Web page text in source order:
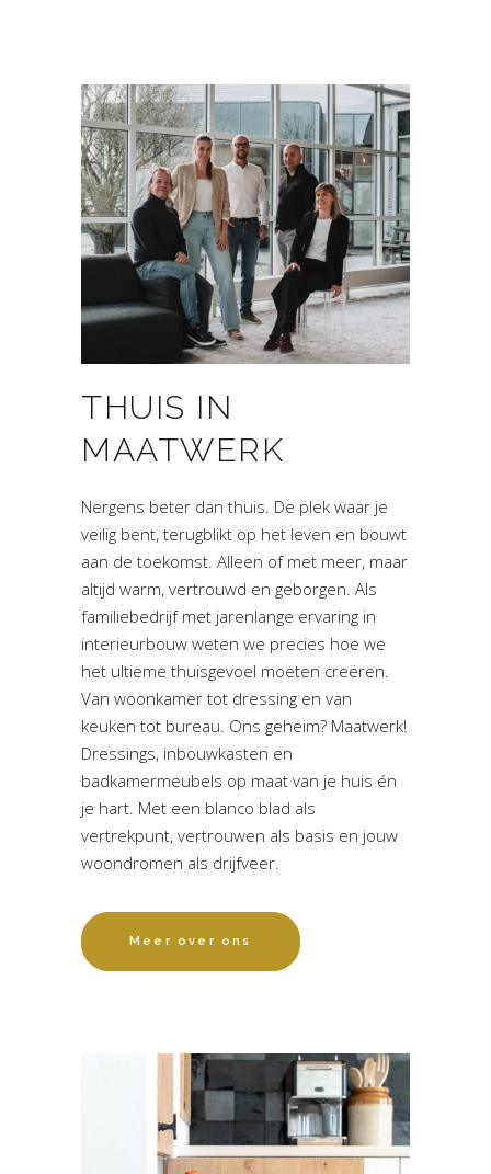
THUIS IN
MAATWERK
Nergens beter dan thuis. De plek waar je
veilig bent, terugblikt op het leven en bouwt
aan de toekomst. Alleen of met meer, maar
altijd warm, vertrouwd en geborgen. Als
familiebedrijf met jarenlange ervaring in
interieurbouw weten we precies hoe we
het ultieme thuisgevoel moeten creëren.
Van woonkamer tot dressing en van
keuken tot bureau. Ons geheim? Maatwerk!
Dressings, inbouwkasten en
badkamermeubels op maat van je huis én
je hart. Met een blanco blad als
vertrekpunt, vertrouwen als basis en jouw
woondromen als drijfveer.
Meer over ons